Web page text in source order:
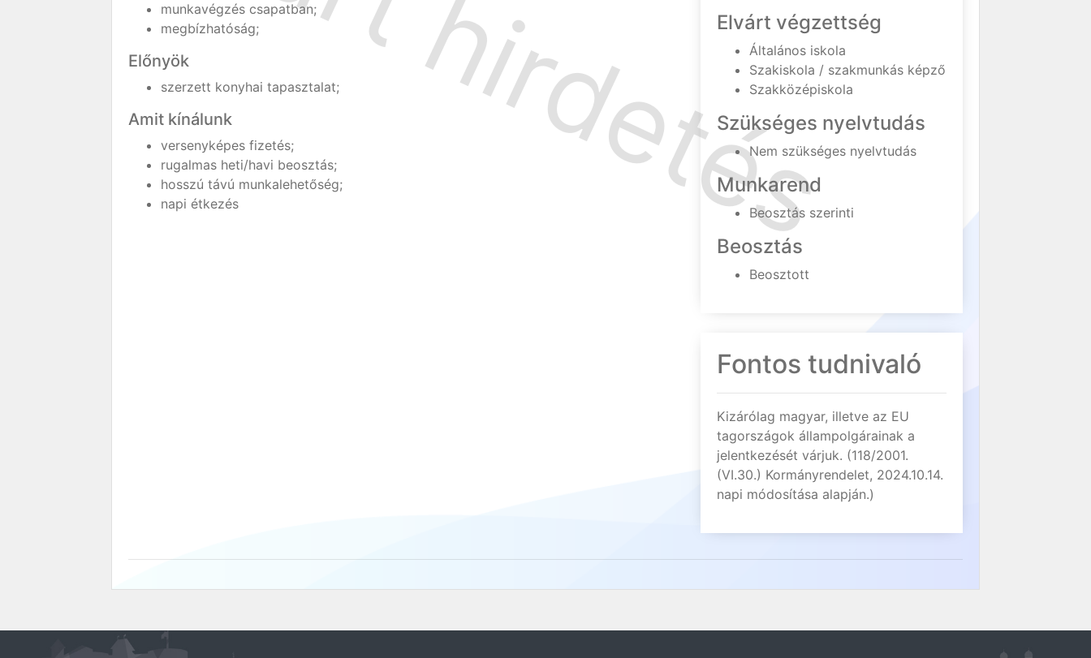
munkavégzés csapatban;
megbízhatóság;
Előnyök
szerzett konyhai tapasztalat;
Amit kínálunk
versenyképes fizetés;
rugalmas heti/havi beosztás;
hosszú távú munkalehetőség;
napi étkezés
Elvárt végzettség
Általános iskola
Szakiskola / szakmunkás képző
Szakközépiskola
Szükséges nyelvtudás
Nem szükséges nyelvtudás
Munkarend
Beosztás szerinti
Beosztás
Beosztott
Fontos tudnivaló
Kizárólag magyar, illetve az EU
tagországok állampolgárainak a
jelentkezését várjuk. (118/2001.
(VI.30.) Kormányrendelet, 2024.10.14.
napi módosítása alapján.)